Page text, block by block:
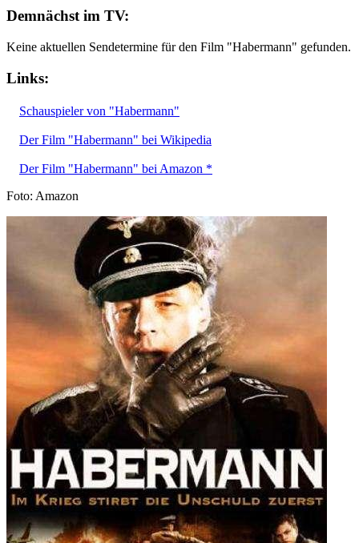
Demnächst im TV:
Keine aktuellen Sendetermine für den Film "Habermann" gefunden.
Links:
Schauspieler von "Habermann"
Der Film "Habermann" bei Wikipedia
Der Film "Habermann" bei Amazon *
Foto: Amazon